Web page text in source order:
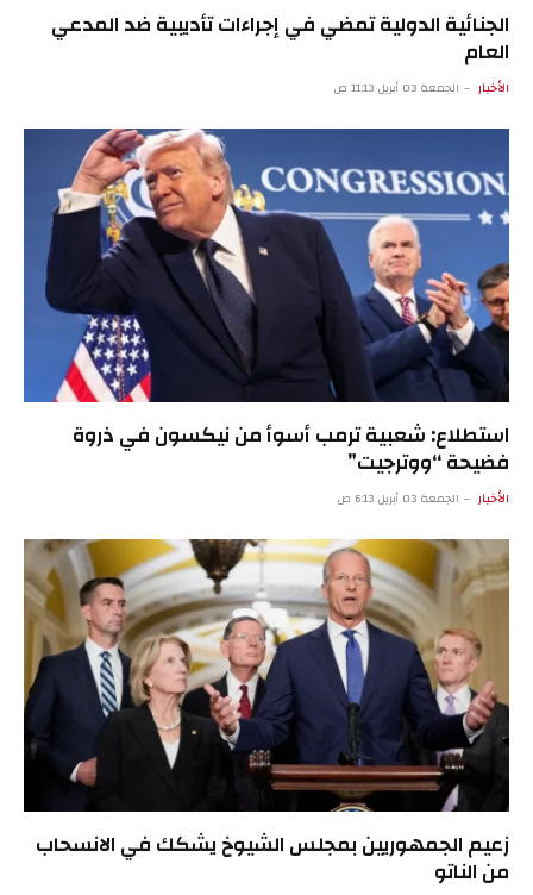
الجنائية الدولية تمضي في إجراءات تأديبية ضد المدعي
العام
الأخبار الجمعة 03 أبريل 11:13 ص
استطلاع: شعبية ترمب أسوأ من نيكسون في ذروة
فضيحة “ووترجيت”
الأخبار الجمعة 03 أبريل 6:13 ص
زعيم الجمهوريين بمجلس الشيوخ يشكك في الانسحاب
من الناتو